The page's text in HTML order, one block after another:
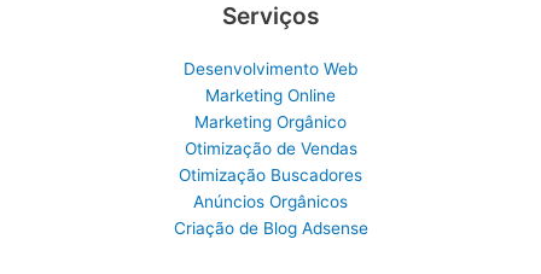
Serviços
Desenvolvimento Web
Marketing Online
Marketing Orgânico
Otimização de Vendas
Otimização Buscadores
Anúncios Orgânicos
Criação de Blog Adsense